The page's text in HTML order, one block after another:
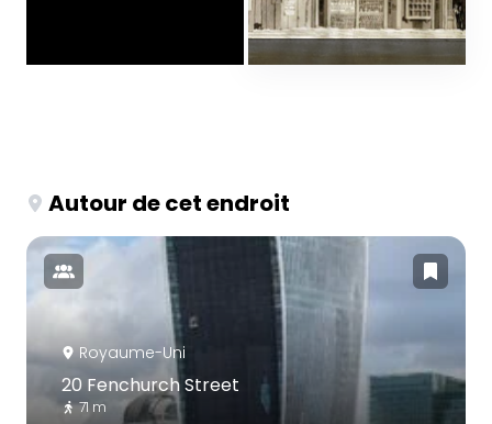
Autour de cet endroit
Royaume-Uni
20 Fenchurch Street
71 m